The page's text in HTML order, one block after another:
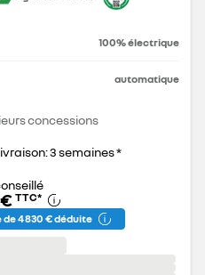
100% électrique
automatique
concessions
3 semaines *
TTC*
4 830 € déduite